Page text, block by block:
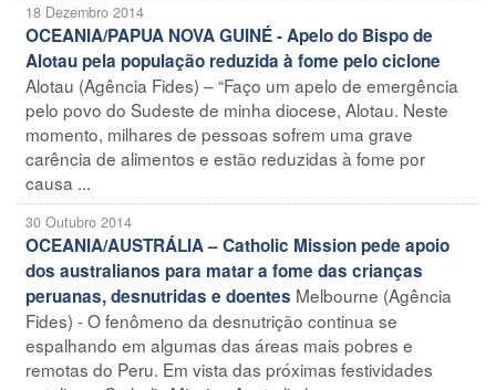
18 Dezembro 2014
OCEANIA/PAPUA NOVA GUINÉ - Apelo do Bispo de
Alotau pela população reduzida à fome pelo ciclone
Alotau (Agência Fides) – “Faço um apelo de emergência
pelo povo do Sudeste de minha diocese, Alotau. Neste
momento, milhares de pessoas sofrem uma grave
carência de alimentos e estão reduzidas à fome por
causa ...
30 Outubro 2014
OCEANIA/AUSTRÁLIA – Catholic Mission pede apoio
dos australianos para matar a fome das crianças
peruanas, desnutridas e doentes Melbourne (Agência
Fides) - O fenômeno da desnutrição continua se
espalhando em algumas das áreas mais pobres e
remotas do Peru. Em vista das próximas festividades